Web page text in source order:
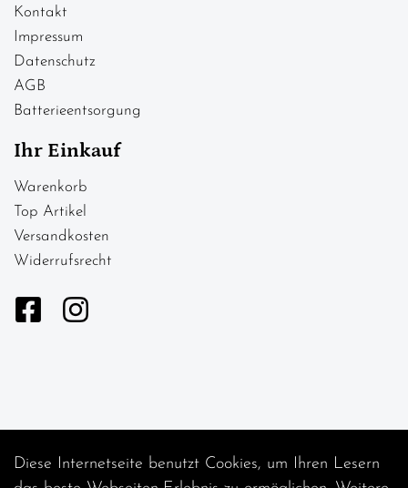
Kontakt
Impressum
Datenschutz
AGB
Batterieentsorgung
Ihr Einkauf
Warenkorb
Top Artikel
Versandkosten
Widerrufsrecht
Diese Internetseite benutzt Cookies, um Ihren Lesern